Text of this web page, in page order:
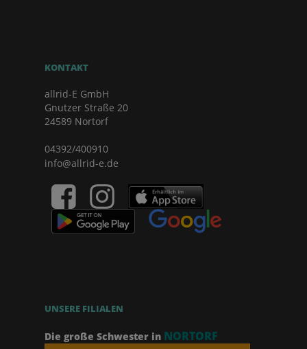
KONTAKT
allrid-E GmbH
Gnutzer Straße 20
24589 Nortorf
04392/400910
info@allrid-e.de
UNSERE FILIALEN
Die große Schwester in NORTORF